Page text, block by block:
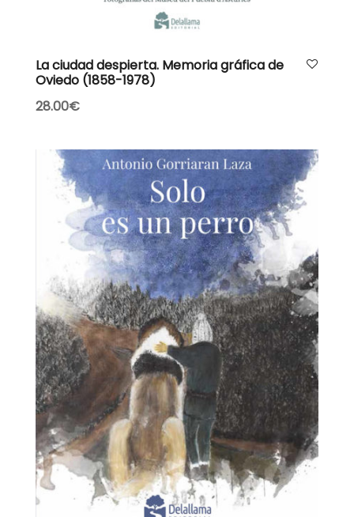
La ciudad despierta. Memoria gráfica de
Oviedo (1858-1978)
28.00€